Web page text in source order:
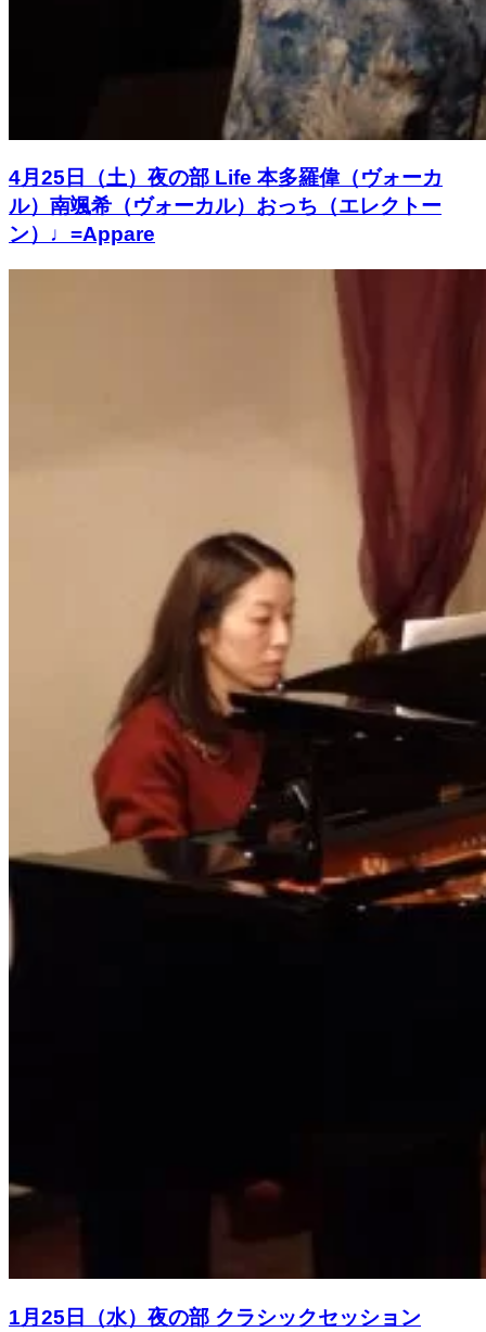
4月25日（土）夜の部 Life 本多羅偉（ヴォーカ
ル）南颯希（ヴォーカル）おっち（エレクトー
ン）♩=Appare
1月25日（水）夜の部 クラシックセッション